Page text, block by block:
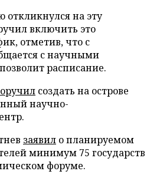
откликнулся на эту
включить это
отметив, что с
с научными
расписание.
создать на острове
научно-
заявил о планируемом
минимум 75 государств
форуме.